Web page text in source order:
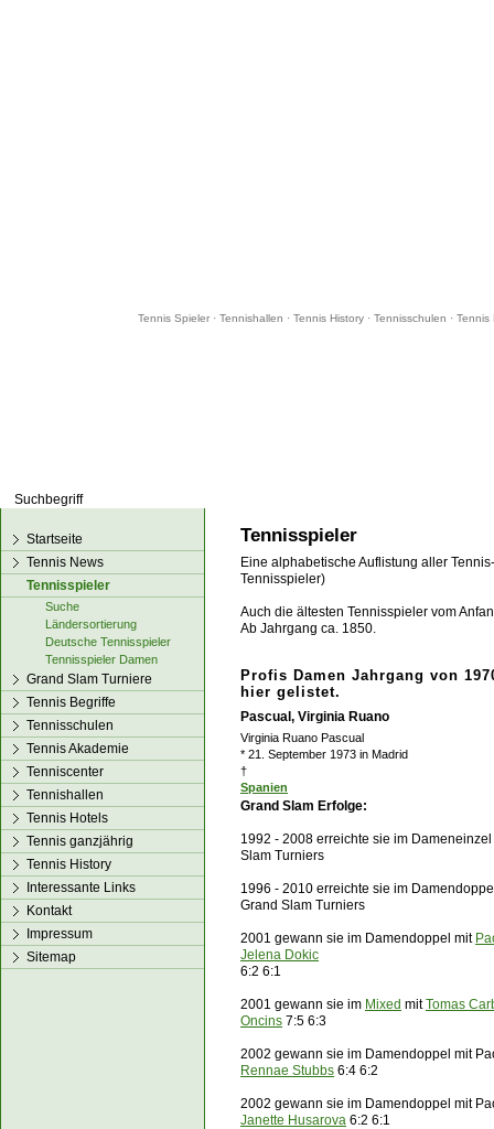
Tennis Spieler· Tennishallen · Tennis History· Tennisschulen · Tennis
Tennisspieler
Eine alphabetische Auflistung aller
Tennisspieler)
Auch die ältesten Tennisspieler vom
Ab Jahrgang ca. 1850.
Profis Damen Jahrgang von
hier gelistet.
Pascual, Virginia Ruano
Virginia Ruano Pascual
* 21. September 1973 in Madrid
†
Spanien
Grand Slam Erfolge:
1992 - 2008 erreichte sie im
Slam Turniers
1996 - 2010 erreichte sie im
Grand Slam Turniers
2001 gewann sie im Damendoppel mit
Jelena Dokic
6:2 6:1
2001 gewann sie im Mixed mitTomas
Oncins 7:5 6:3
2002 gewann sie im Damendoppel mit
Rennae Stubbs 6:4 6:2
2002 gewann sie im Damendoppel mit
Janette Husarova 6:2 6:1
Startseite
Tennis News
Tennisspieler
Suche
Ländersortierung
Deutsche Tennisspieler
Tennisspieler Damen
Grand Slam Turniere
Tennis Begriffe
Tennisschulen
Tennis Akademie
Tenniscenter
Tennishallen
Tennis Hotels
Tennis ganzjährig
Tennis History
Interessante Links
Kontakt
Impressum
Sitemap